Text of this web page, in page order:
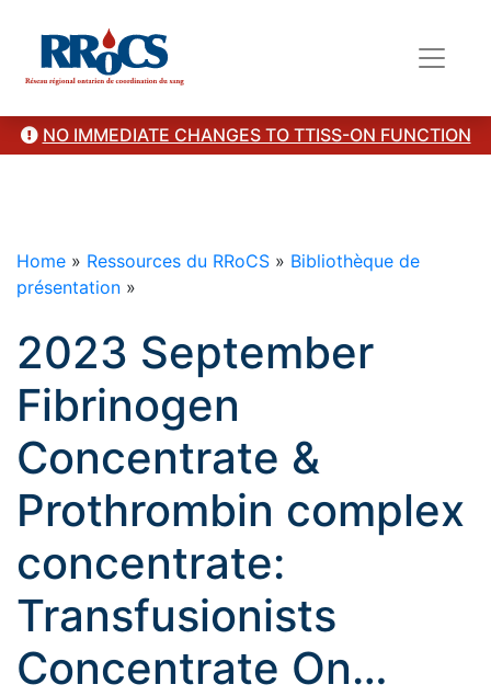
Access Prothrombin Complex Concentrate Summary
NO IMMEDIATE CHANGES TO TTISS-ON FUNCTION
Home » Ressources du RRoCS » Bibliothèque de
présentation »
2023 September
Fibrinogen
Concentrate &
Prothrombin complex
concentrate:
Transfusionists
Concentrate On…